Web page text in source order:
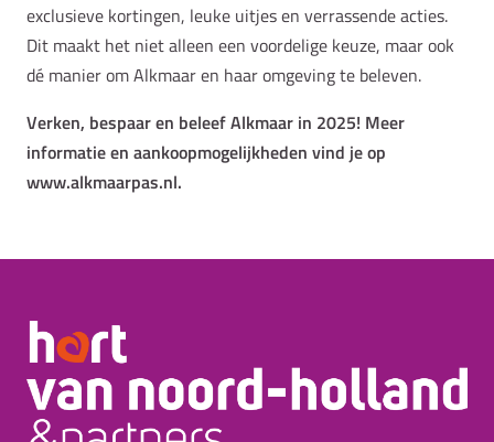
exclusieve kortingen, leuke uitjes en verrassende acties.
Dit maakt het niet alleen een voordelige keuze, maar ook
dé manier om Alkmaar en haar omgeving te beleven.
Verken, bespaar en beleef Alkmaar in 2025! Meer
informatie en aankoopmogelijkheden vind je op
www.alkmaarpas.nl.